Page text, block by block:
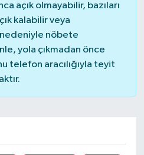
açık olmayabilir, bazıları
kalabilir veya
nöbete
yola çıkmadan önce
telefon aracılığıyla teyit